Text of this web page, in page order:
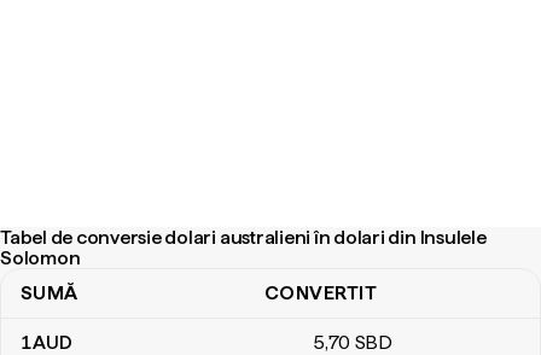
Tabel de conversie dolari australieni în dolari din Insulele
Solomon
Tabel de conversie dolari australieni în dolari din Insulele Solomon
SUMĂ CONVERTIT
1AUD 5,70 SBD